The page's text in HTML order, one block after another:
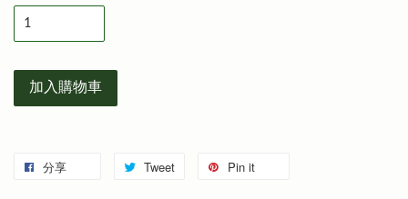
加入購物車
分享 Tweet Pin it